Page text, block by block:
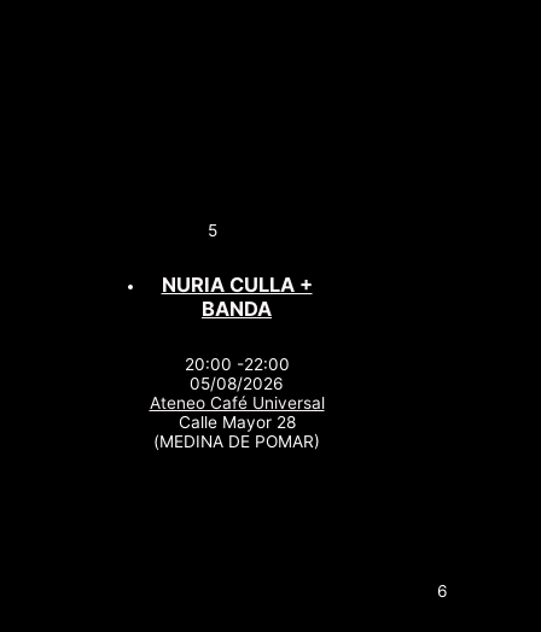
5
NURIA CULLA +
BANDA
20:00 -22:00
05/08/2026
Ateneo Café Universal
Calle Mayor 28
(MEDINA DE POMAR)
6